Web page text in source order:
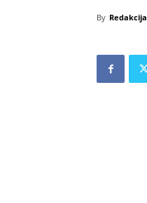
By Redakcija